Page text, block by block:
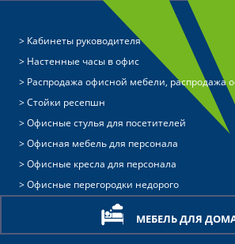
Кабинеты руководителя
Настенные часы в офис
Распродажа офисной мебели, распродажа
Стойки ресепшн
Офисные стулья для посетителей
Офисная мебель для персонала
Офисные кресла для персонала
Офисные перегородки недорого
МЕБЕЛЬ ДЛЯ